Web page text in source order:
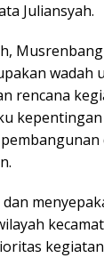
Juliansyah.
Musrenbang
wadah
rencana
dan